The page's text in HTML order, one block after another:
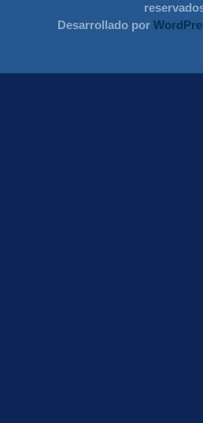
Desarrollado por